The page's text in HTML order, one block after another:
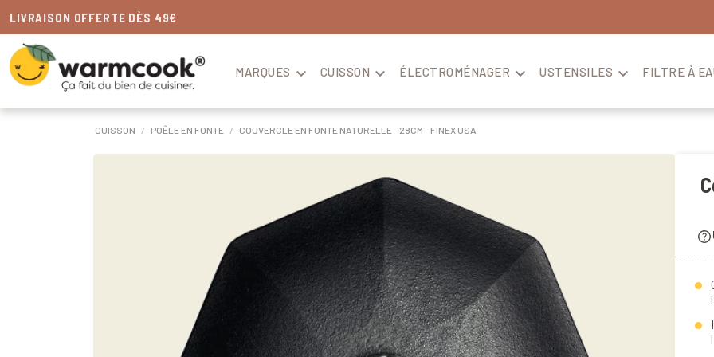
LIVRAISON OFFERTE DÈS 49€
MARQUES  CUISSON  ÉLECTROMÉNAGER  USTENSILES  FILTRE À
CUISSON POÊLE EN FONTE COUVERCLE EN FONTE NATURELLE - 28CM - FINEX USA